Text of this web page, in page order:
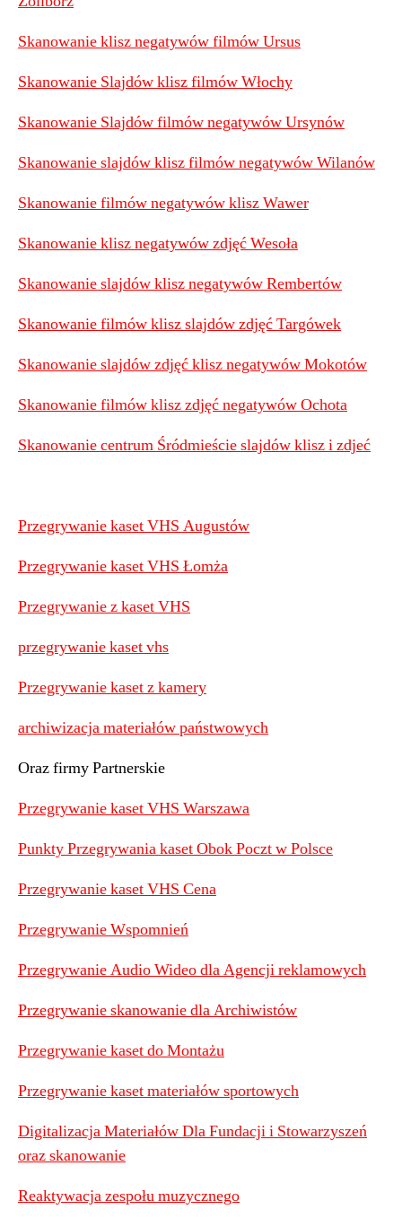
Skanowanie klisz negatywów filmów Ursus
Skanowanie Slajdów klisz filmów Włochy
Skanowanie Slajdów filmów negatywów Ursynów
Skanowanie slajdów klisz filmów negatywów Wilanów
Skanowanie filmów negatywów klisz Wawer
Skanowanie klisz negatywów zdjęć Wesoła
Skanowanie slajdów klisz negatywów Rembertów
Skanowanie filmów klisz slajdów zdjęć Targówek
Skanowanie slajdów zdjęć klisz negatywów Mokotów
Skanowanie filmów klisz zdjęć negatywów Ochota
Skanowanie centrum Śródmieście slajdów klisz i zdjeć
Przegrywanie kaset VHS Augustów
Przegrywanie kaset VHS Łomża
Przegrywanie z kaset VHS
przegrywanie kaset vhs
Przegrywanie kaset z kamery
archiwizacja materiałów państwowych
Oraz firmy Partnerskie
Przegrywanie kaset VHS Warszawa
Punkty Przegrywania kaset Obok Poczt w Polsce
Przegrywanie kaset VHS Cena
Przegrywanie Wspomnień
Przegrywanie Audio Wideo dla Agencji reklamowych
Przegrywanie skanowanie dla Archiwistów
Przegrywanie kaset do Montażu
Przegrywanie kaset materiałów sportowych
Digitalizacja Materiałów Dla Fundacji i Stowarzyszeń
oraz skanowanie
Reaktywacja zespołu muzycznego